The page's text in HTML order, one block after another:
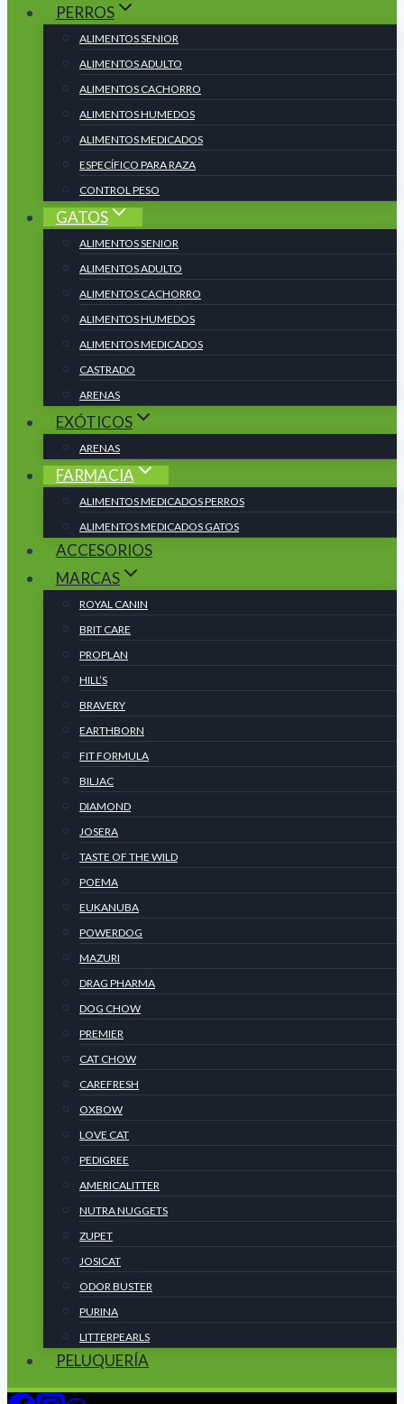
PERROS
ALIMENTOS SENIOR
ALIMENTOS ADULTO
ALIMENTOS CACHORRO
ALIMENTOS HUMEDOS
ALIMENTOS MEDICADOS
ESPECÍFICO PARA RAZA
CONTROL PESO
GATOS
ALIMENTOS SENIOR
ALIMENTOS ADULTO
ALIMENTOS CACHORRO
ALIMENTOS HUMEDOS
ALIMENTOS MEDICADOS
CASTRADO
ARENAS
EXÓTICOS
ARENAS
FARMACIA
ALIMENTOS MEDICADOS PERROS
ALIMENTOS MEDICADOS GATOS
ACCESORIOS
MARCAS
ROYAL CANIN
BRIT CARE
PROPLAN
HILL’S
BRAVERY
EARTHBORN
FIT FORMULA
BILJAC
DIAMOND
JOSERA
TASTE OF THE WILD
POEMA
EUKANUBA
POWERDOG
MAZURI
DRAG PHARMA
DOG CHOW
PREMIER
CAT CHOW
CAREFRESH
OXBOW
LOVE CAT
PEDIGREE
AMERICALITTER
NUTRA NUGGETS
ZUPET
JOSICAT
ODOR BUSTER
PURINA
LITTERPEARLS
PELUQUERÍA